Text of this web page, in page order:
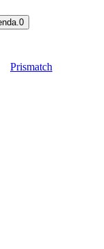
0
Prismatch